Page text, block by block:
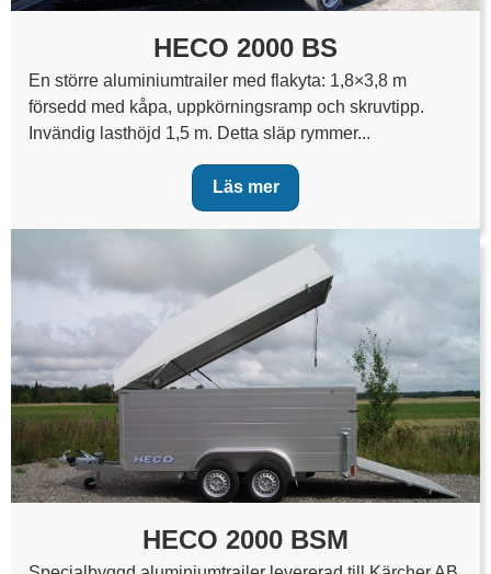
HECO 2000 BS
En större aluminiumtrailer med flakyta: 1,8×3,8 m
försedd med kåpa, uppkörningsramp och skruvtipp.
Invändig lasthöjd 1,5 m. Detta släp rymmer...
Läs mer
HECO 2000 BSM